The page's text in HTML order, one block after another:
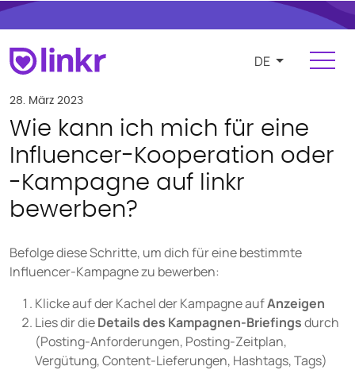
Für Influencer
Plattform
FUNKTIONEN
Kampagnen und Kooperationen
Produkt- und e-commerce Integration
Budgets und Vergütungen
Zahlungen und Rechnungslegung
DE
28. März 2023
Wie kann ich mich für eine
Influencer-Kooperation oder
-Kampagne auf linkr
bewerben?
Befolge diese Schritte, um dich für eine bestimmte
Influencer-Kampagne zu bewerben:
Klicke auf der Kachel der Kampagne aufAnzeigen
Lies dir dieDetails des Kampagnen-Briefingsdurch
(Posting-Anforderungen, Posting-Zeitplan,
Vergütung, Content-Lieferungen, Hashtags, Tags)